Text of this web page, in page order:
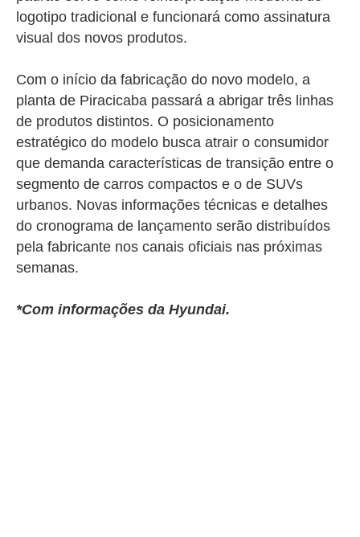
logotipo tradicional e funcionará como assinatura
visual dos novos produtos.
Com o início da fabricação do novo modelo, a
planta de Piracicaba passará a abrigar três linhas
de produtos distintos. O posicionamento
estratégico do modelo busca atrair o consumidor
que demanda características de transição entre o
segmento de carros compactos e o de SUVs
urbanos. Novas informações técnicas e detalhes
do cronograma de lançamento serão distribuídos
pela fabricante nos canais oficiais nas próximas
semanas.
*Com informações da Hyundai.